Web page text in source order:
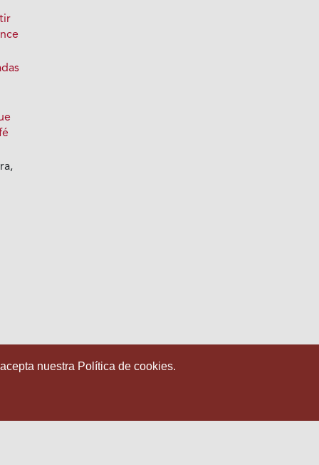
nuestra Política de cookies.